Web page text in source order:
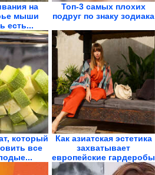
на
мыши
есть...
Топ-3 самых плохих
подруг по знаку зодиака
который
все
Как азиатская эстетика
захватывает
европейские гардеробы